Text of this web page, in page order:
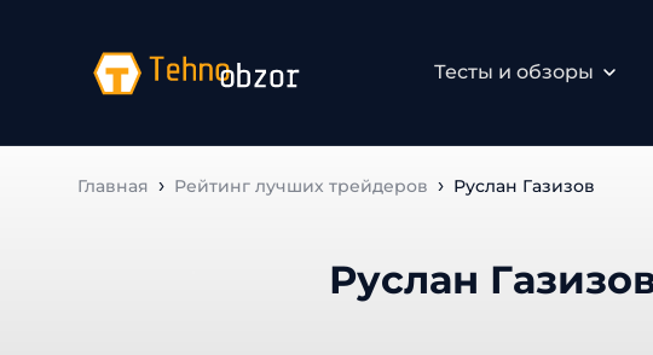
Тесты и обзоры
Главная Рейтинг лучших трейдеров Руслан Газизов
Руслан Газизов